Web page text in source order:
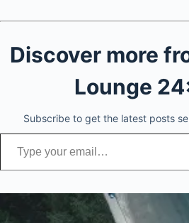
Discover more
Lounge
Subscribe to get the latest posts
Type your email…